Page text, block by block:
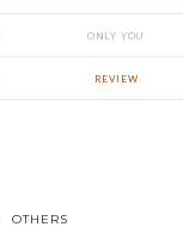
ONLY YOU
REVIEW
OTHERS